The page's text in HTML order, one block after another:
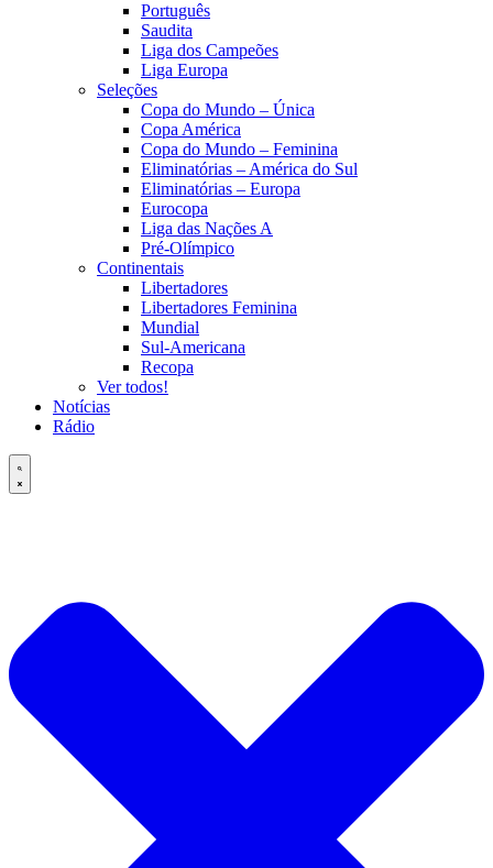
Português
Saudita
Liga dos Campeões
Liga Europa
Seleções
Copa do Mundo – Única
Copa América
Copa do Mundo – Feminina
Eliminatórias – América do Sul
Eliminatórias – Europa
Eurocopa
Liga das Nações A
Pré-Olímpico
Continentais
Libertadores
Libertadores Feminina
Mundial
Sul-Americana
Recopa
Ver todos!
Notícias
Rádio